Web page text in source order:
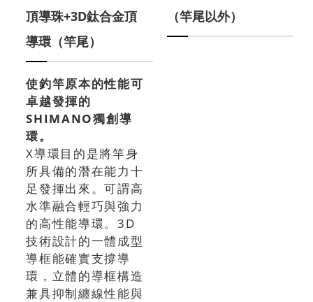
頂導珠+3D鈦合金頂
導環（竿尾）
使釣竿原本的性能可
卓越發揮的
SHIMANO獨創導
環。
X導環目的是將竿身
所具備的潛在能力十
足發揮出來。可謂高
水準融合輕巧與強力
的高性能導環。3D
技術設計的一體成型
導框能確實支撐導
環，立體的導框構造
兼具抑制纏線性能與
（竿尾以外）